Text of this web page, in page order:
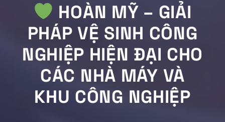
HOÀN MỸ – GIẢI
PHÁP VỆ SINH CÔNG
NGHIỆP HIỆN ĐẠI CHO
CÁC NHÀ MÁY VÀ
KHU CÔNG NGHIỆP